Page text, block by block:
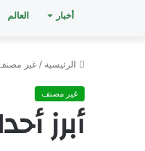
أخبار العالم
الرئيسية / غير
غير مصنف
أبرز